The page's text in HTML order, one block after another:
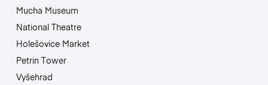
Mucha Museum
National Theatre
Holešovice Market
Petrin Tower
Vyšehrad